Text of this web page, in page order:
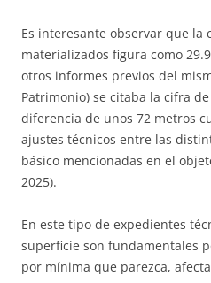
Es interesante observar que la
materializados figura como
otros informes previos del
Patrimonio) se citaba la cifra de
diferencia de unos 72 metros
ajustes técnicos entre las
básico mencionadas en el
2025).
En este tipo de expedientes
superficie son fundamentales
por mínima que parezca,